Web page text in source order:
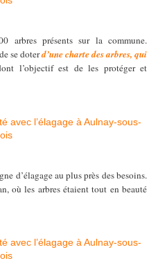
présents sur la commune.
se doterd’une charte des arbres, qui
l’objectif est de les protéger et
d’élagage au plus près des besoins.
où les arbres étaient tout en beauté